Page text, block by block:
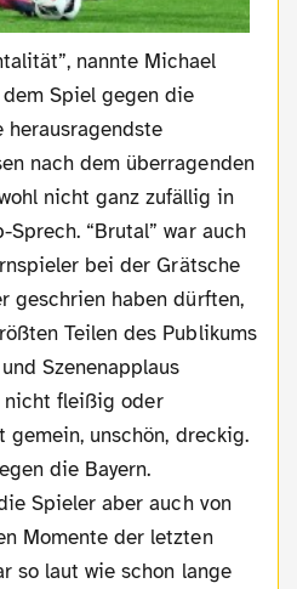
nannte Michael
Spiel gegen die
herausragendste
nach dem überragenden
nicht ganz zufällig in
“Brutal” war auch
bei der Grätsche
geschrien haben dürften,
Teilen des Publikums
Szenenapplaus
nicht fleißig oder
gemein, unschön, dreckig.
die Bayern.
Spieler aber auch von
Momente der letzten
so laut wie schon lange